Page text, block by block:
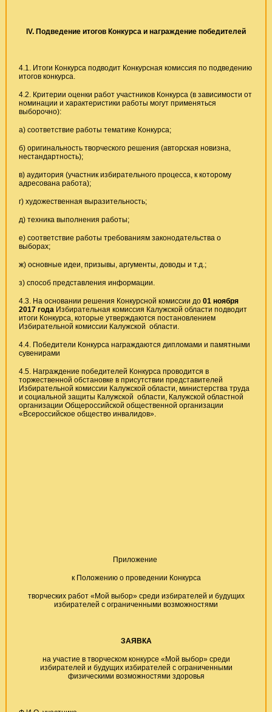
IV. Подведение итогов Конкурса и награждение победителей
4.1. Итоги Конкурса подводит Конкурсная комиссия по подведению
итогов конкурса.
4.2. Критерии оценки работ участников Конкурса (в зависимости от
номинации и характеристики работы могут применяться
выборочно):
а) соответствие работы тематике Конкурса;
б) оригинальность творческого решения (авторская новизна,
нестандартность);
в) аудитория (участник избирательного процесса, к которому
адресована работа);
г) художественная выразительность;
д) техника выполнения работы;
е) соответствие работы требованиям законодательства о
выборах;
ж) основные идеи, призывы, аргументы, доводы и т.д.;
з) способ представления информации.
4.3. На основании решения Конкурсной комиссии до 01 ноября
2017 года Избирательная комиссия Калужской области подводит
итоги Конкурса, которые утверждаются постановлением
Избирательной комиссии Калужской области.
4.4. Победители Конкурса награждаются дипломами и памятными
сувенирами
4.5. Награждение победителей Конкурса проводится в
торжественной обстановке в присутствии представителей
Избирательной комиссии Калужской области, министерства труда
и социальной защиты Калужской области, Калужской областной
организации Общероссийской общественной организации
«Всероссийское общество инвалидов».
Приложение
к Положению о проведении Конкурса
творческих работ «Мой выбор» среди избирателей и будущих
избирателей с ограниченными возможностями
ЗАЯВКА
на участие в творческом конкурсе «Мой выбор» среди
избирателей и будущих избирателей с ограниченными
физическими возможностями здоровья